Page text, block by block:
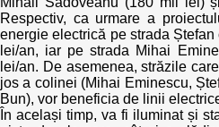
Respectiv, ca urmare a
energie electrică pe strada
lei/an, iar pe strada Mihai
lei/an. De asemenea, străzile
jos a colinei (Mihai Eminescu,
Bun), vor beneficia de linii
În același timp, va fi iluminat și